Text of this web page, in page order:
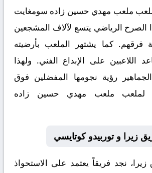
ملعب مهدي حسين زاده سومغايت
الصرح الرياضي يتسع لآلاف المشجعين
فرقهم. كما يشتهر الملعب بأرضيته
اللاعبين على الإبداع الفني. ولهذا
رؤية نجومها المفضلين فوق
لملعب ملعب مهدي حسين زاده
زيرا و توربيدو كوتايسي
زيرا، نجد فريقاً يعتمد على الاستحواذ